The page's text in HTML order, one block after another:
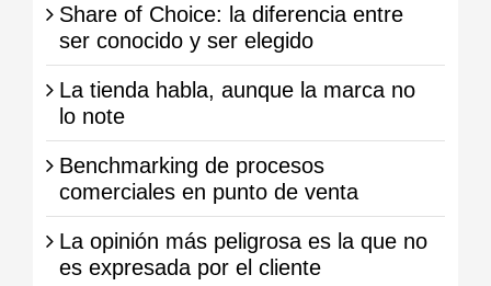
Share of Choice: la diferencia entre
ser conocido y ser elegido
La tienda habla, aunque la marca no
lo note
Benchmarking de procesos
comerciales en punto de venta
La opinión más peligrosa es la que no
es expresada por el cliente